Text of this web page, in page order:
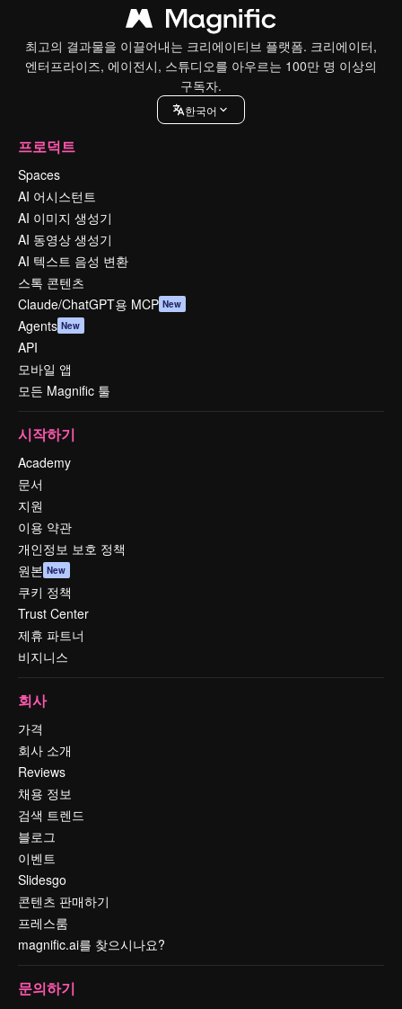
최고의 결과물을 이끌어내는 크리에이티브 플랫폼. 크리에이터,
엔터프라이즈, 에이전시, 스튜디오를 아우르는 100만 명 이상의
구독자.
한국어
프로덕트
Spaces
AI 어시스턴트
AI 이미지 생성기
AI 동영상 생성기
AI 텍스트 음성 변환
스톡 콘텐츠
Claude/ChatGPT용 MCP New
Agents New
API
모바일 앱
모든 Magnific 툴
시작하기
Academy
문서
지원
이용 약관
개인정보 보호 정책
원본 New
쿠키 정책
Trust Center
제휴 파트너
비지니스
회사
가격
회사 소개
Reviews
채용 정보
검색 트렌드
블로그
이벤트
Slidesgo
콘텐츠 판매하기
프레스룸
magnific.ai를 찾으시나요?
문의하기